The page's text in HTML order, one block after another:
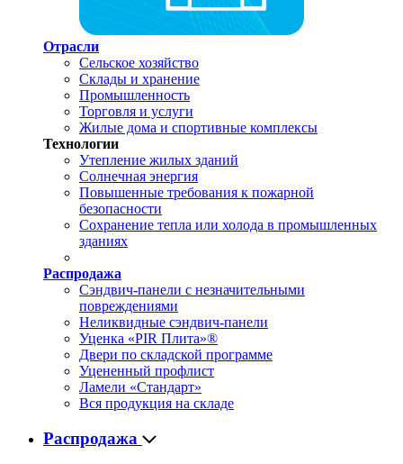
Отрасли
Сельское хозяйство
Склады и хранение
Промышленность
Торговля и услуги
Жилые дома и спортивные комплексы
Технологии
Утепление жилых зданий
Солнечная энергия
Повышенные требования к пожарной
безопасности
Сохранение тепла или холода в промышленных
зданиях
Распродажа
Сэндвич-панели с незначительными
повреждениями
Неликвидные сэндвич-панели
Уценка «PIR Плита»®
Двери по складской программе
Уцененный профлист
Ламели «Стандарт»
Вся продукция на складе
Распродажа